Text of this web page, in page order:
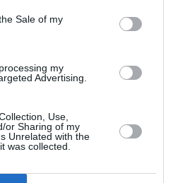
Sale of my
my
Advertising.
Use,
or Sharing of my
Unrelated with the
was collected.
și PNL de milioanele
și fiică, arestate
DORI DE